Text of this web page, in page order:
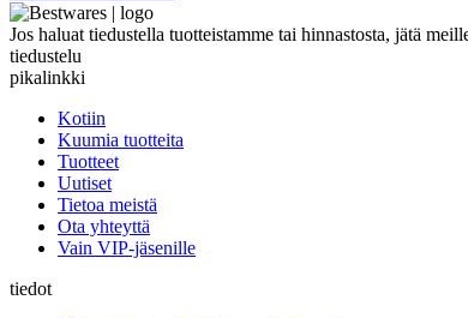
Jos haluat tiedustella tuotteistamme tai hinnastosta, jätä
tiedustelu
pikalinkki
Kotiin
Kuumia tuotteita
Tuotteet
Uutiset
Tietoa meistä
Ota yhteyttä
Vain VIP-jäsenille
tiedot